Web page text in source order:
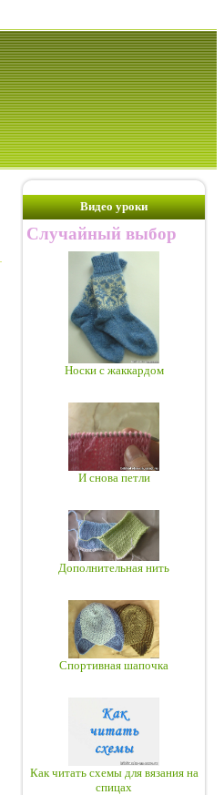
Видео уроки
Случайный выбор
Носки с жаккардом
И снова петли
Дополнительная нить
Спортивная шапочка
Как читать схемы для вязания на
спицах